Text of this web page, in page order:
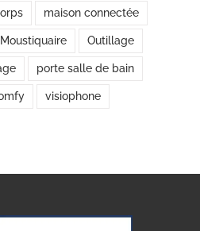
maison connectée
Moustiquaire Outillage
porte salle de bain
visiophone